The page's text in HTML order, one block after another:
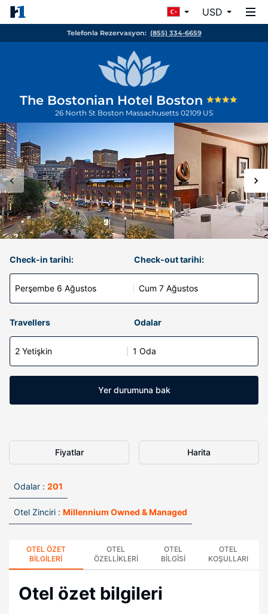
USD
Telefonla Rezervasyon: (855) 334-6659
The Bostonian Hotel Boston
26 North St Boston Massachusetts 02109 US
Check-in tarihi:
Perşembe 6 Ağustos
Check-out tarihi:
Cum 7 Ağustos
Travellers Odalar
2 Yetişkin 1 Oda
Yer durumuna bak
Fiyatlar Harita
Odalar : 201
Otel Zinciri : Millennium Owned & Managed
OTEL ÖZET
BILGILERI
OTEL
ÖZELLIKLERI
OTEL
BILGISI
OTEL
KOŞULLARI
Otel özet bilgileri